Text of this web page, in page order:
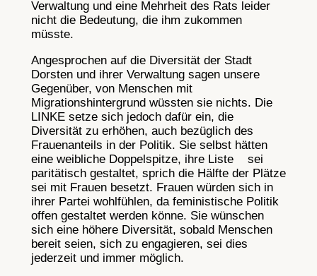
Verwaltung und eine Mehrheit des Rats leider
nicht die Bedeutung, die ihm zukommen
müsste.
Angesprochen auf die Diversität der Stadt
Dorsten und ihrer Verwaltung sagen unsere
Gegenüber, von Menschen mit
Migrationshintergrund wüssten sie nichts. Die
LINKE setze sich jedoch dafür ein, die
Diversität zu erhöhen, auch bezüglich des
Frauenanteils in der Politik. Sie selbst hätten
eine weibliche Doppelspitze, ihre Liste sei
paritätisch gestaltet, sprich die Hälfte der Plätze
sei mit Frauen besetzt. Frauen würden sich in
ihrer Partei wohlfühlen, da feministische Politik
offen gestaltet werden könne. Sie wünschen
sich eine höhere Diversität, sobald Menschen
bereit seien, sich zu engagieren, sei dies
jederzeit und immer möglich.